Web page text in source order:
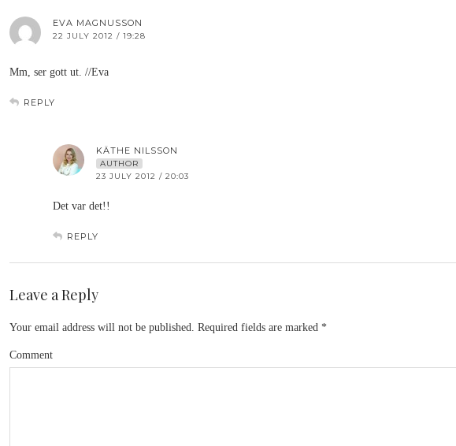
EVA MAGNUSSON
22 JULY 2012 / 19:28
Mm, ser gott ut. //Eva
REPLY
KÄTHE NILSSON
AUTHOR
23 JULY 2012 / 20:03
Det var det!!
REPLY
Leave a Reply
Your email address will not be published. Required fields are marked *
Comment